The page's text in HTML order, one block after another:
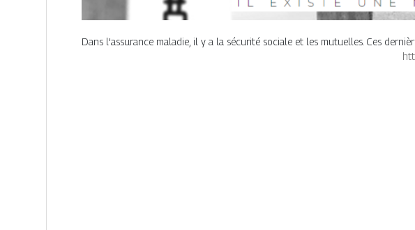
Dans l'assurance maladie, il y a la sécurité sociale et les mutuelles. Ces